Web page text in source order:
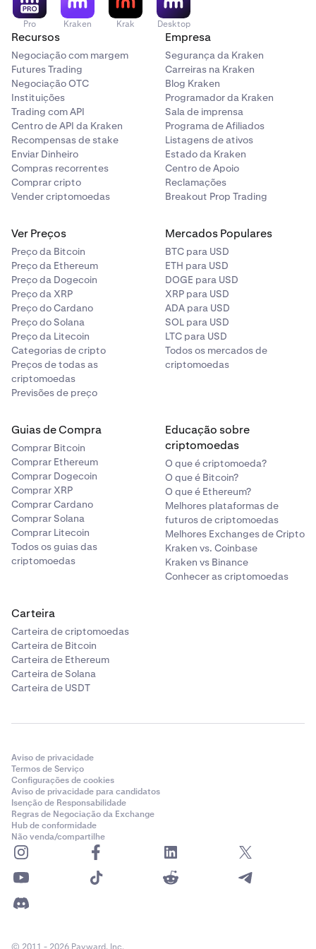
ativação no aplicativo ou simplesmente toque no
link na mensagem de e-mail.
4
É isso! Para aproveitar mais de nossos recursos,
você pode verificar sua conta.
• Endereço.
• Profissão.
Em seguida, você precisará fotografar e enviar alguns
documentos.
Um documento de identidade, que pode ser:
• Documento de identidade nacional (frente e verso).
• Passaporte (página de informações).
• Carteira de motorista (frente e verso).
Um documento de comprovante de endereço, que pode
ser:
• Conta de serviços públicos.
• Extrato bancário.
• Fatura do cartão de crédito.
• Comprovante de residência.
Para pessoas que moram nos EUA e África do Sul
etapa explicará os
requisitos da documentação
também oferecerá dicas sobre comoapresentar uma
foto de alta qualidade
. Depois que seus documentos
forem enviados, eles serão processados e você
receberá um e-mail quando sua conta for verificada.
Pro Kraken Krak Desktop
Recursos
Negociação com margem
Futures Trading
Negociação OTC
Instituições
Trading com API
Centro de API da Kraken
Recompensas de stake
Enviar Dinheiro
Compras recorrentes
Comprar cripto
Vender criptomoedas
Empresa
Segurança da Kraken
Carreiras na Kraken
Blog Kraken
Programador da Kraken
Sala de imprensa
Programa de Afiliados
Listagens de ativos
Estado da Kraken
Centro de Apoio
Reclamações
Breakout Prop Trading
Ver Preços
Preço da Bitcoin
Preço da Ethereum
Preço da Dogecoin
Preço da XRP
Preço do Cardano
Preço do Solana
Preço da Litecoin
Categorias de cripto
Preços de todas as
criptomoedas
Previsões de preço
Mercados Populares
BTC para USD
ETH para USD
DOGE para USD
XRP para USD
ADA para USD
SOL para USD
LTC para USD
Todos os mercados de
criptomoedas
Guias de Compra
Comprar Bitcoin
Comprar Ethereum
Comprar Dogecoin
Comprar XRP
Comprar Cardano
Comprar Solana
Comprar Litecoin
Todos os guias das
criptomoedas
Educação sobre
criptomoedas
O que é criptomoeda?
O que é Bitcoin?
O que é Ethereum?
Melhores plataformas de
futuros de criptomoedas
Melhores Exchanges de Cripto
Kraken vs. Coinbase
Kraken vs Binance
Conhecer as criptomoedas
Carteira
Carteira de criptomoedas
Carteira de Bitcoin
Carteira de Ethereum
Carteira de Solana
Carteira de USDT
Aviso de privacidade
Termos de Serviço
Configurações de cookies
Aviso de privacidade para candidatos
Isenção de Responsabilidade
Regras de Negociação da Exchange
Hub de conformidade
Não venda/compartilhe